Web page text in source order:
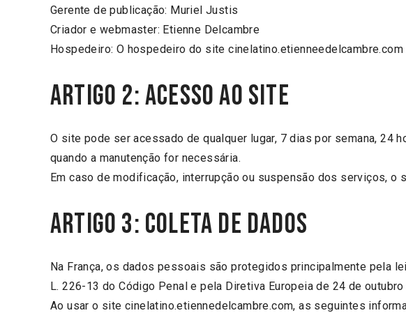
Gerente de publicação: Muriel Justis
Criador e webmaster: Etienne Delcambre
Hospedeiro: O hospedeiro do site
ARTIGO 2: Acesso ao site
O site pode ser acessado de qualquer lugar, 7 dias por semana, 24
quando a manutenção for necessária.
Em caso de modificação, interrupção ou suspensão dos serviços,
ARTIGO 3: Coleta de dados
Na França, os dados pessoais são protegidos principalmente pela
L. 226-13 do Código Penal e pela Diretiva Europeia de 24 de outubro
Ao usar o site cinelatino.etiennedelcambre.com, as seguintes